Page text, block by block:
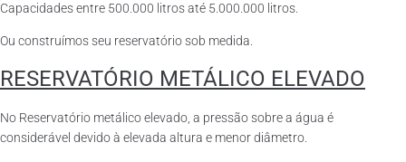
Capacidades entre 500.000 litros até 5.000.000 litros.
Ou construímos seu reservatório sob medida.
RESERVATÓRIO METÁLICO ELEVADO
No Reservatório metálico elevado, a pressão sobre a água é
considerável devido à elevada altura e menor diâmetro.